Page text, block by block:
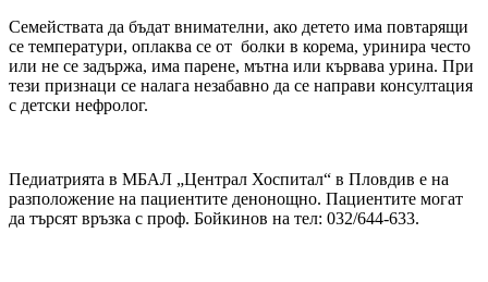
Семействата да бъдат внимателни, ако детето има повтарящи
се температури, оплаква се от болки в корема, уринира често
или не се задържа, има парене, мътна или кървава урина. При
тези признаци се налага незабавно да се направи консултация
с детски нефролог.
Педиатрията в МБАЛ „Централ Хоспитал“ в Пловдив е на
разположение на пациентите денонощно. Пациентите могат
да търсят връзка с проф. Бойкинов на тел: 032/644-633.